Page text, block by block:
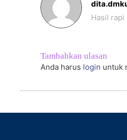
Dinilai5
dari 5
Hasil rapi
Tambahkan ulasan
Anda harus login untuk